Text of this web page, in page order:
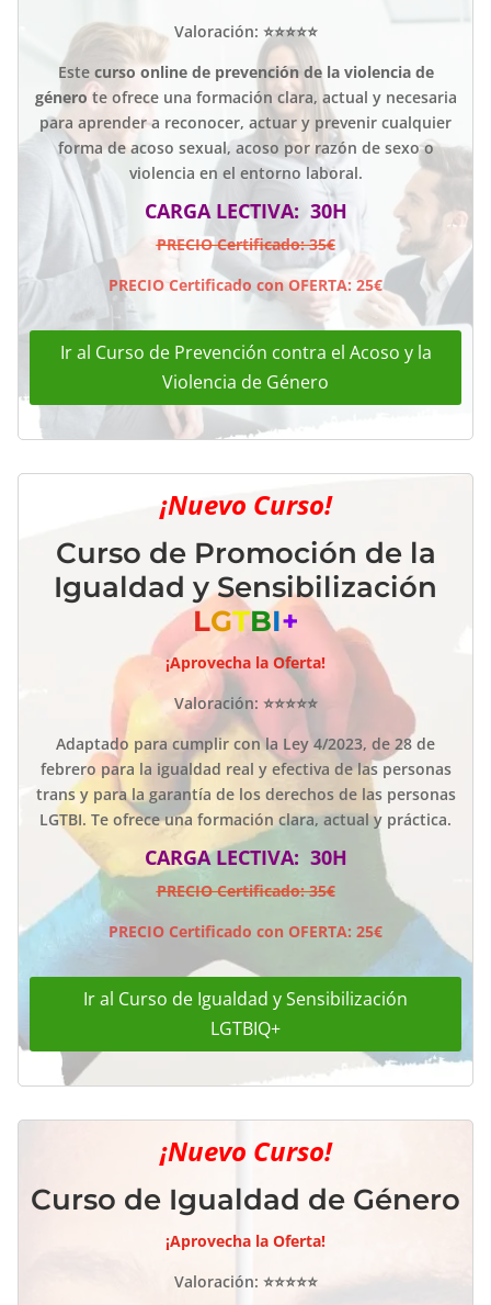
Valoración: ⭐⭐⭐⭐⭐
Este curso online de prevención de la violencia de
género te ofrece una formación clara, actual y necesaria
para aprender a reconocer, actuar y prevenir cualquier
forma de acoso sexual, acoso por razón de sexo o
violencia en el entorno laboral.
CARGA LECTIVA: 30H
PRECIO Certificado: 35€
PRECIO Certificado con OFERTA: 25€
Ir al Curso de Prevención contra el Acoso y la
Violencia de Género
¡Nuevo Curso!
Curso de Promoción de la
Igualdad y Sensibilización
LGTBI+
¡Aprovecha la Oferta!
Valoración: ⭐⭐⭐⭐⭐
Adaptado para cumplir con la Ley 4/2023, de 28 de
febrero para la igualdad real y efectiva de las personas
trans y para la garantía de los derechos de las personas
LGTBI. Te ofrece una formación clara, actual y práctica.
CARGA LECTIVA: 30H
PRECIO Certificado: 35€
PRECIO Certificado con OFERTA: 25€
Ir al Curso de Igualdad y Sensibilización
LGTBIQ+
¡Nuevo Curso!
Curso de Igualdad de Género
¡Aprovecha la Oferta!
Valoración: ⭐⭐⭐⭐⭐